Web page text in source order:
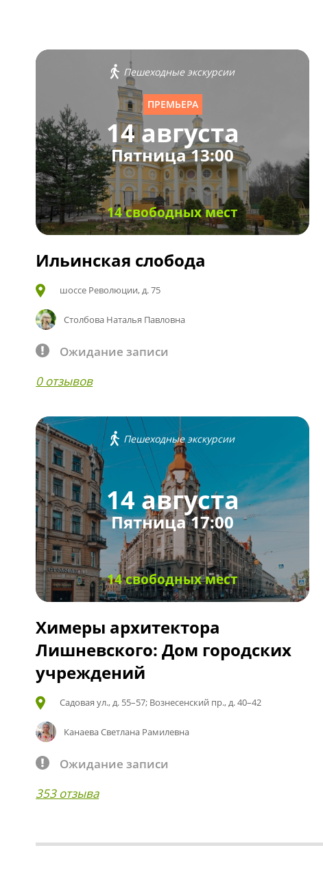
Пешеходные экскурсии
ПРЕМЬЕРА
14 августа
Пятница 13:00
14 свободных мест
Ильинская слобода
шоссе Революции, д. 75
Столбова Наталья Павловна
Ожидание записи
0 отзывов
Пешеходные экскурсии
14 августа
Пятница 17:00
14 свободных мест
Химеры архитектора
Лишневского: Дом городских
учреждений
Садовая ул., д. 55–57; Вознесенский пр., д. 40–42
Канаева Светлана Рамилевна
Ожидание записи
353 отзыва